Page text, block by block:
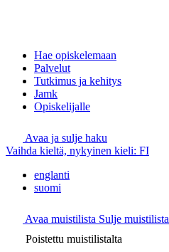
Hae opiskelemaan
Palvelut
Tutkimus ja kehitys
Jamk
Opiskelijalle
Avaa ja sulje haku
Vaihda kieltä, nykyinen kieli: FI
englanti
suomi
Avaa muistilista Sulje muistilista
Poistettu muistilistalta